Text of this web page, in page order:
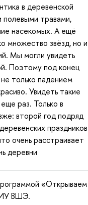
в деревенской
травами,
насекомых. А ещё
множество звёзд, но и
Мы могли увидеть
Поэтому под конец
только падением
Увидеть такие
раз. Только в
второй год подряд
праздников
очень расстраивает
деревни
«Открываем
ВШЭ.